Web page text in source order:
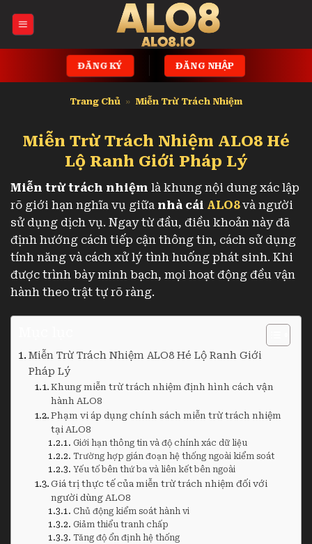
qua
ĐĂNG KÝ ĐĂNG NHẬP
Trang Chủ » Miễn Trừ Trách Nhiệm
Miễn Trừ Trách Nhiệm ALO8 Hé
Lộ Ranh Giới Pháp Lý
Miễn trừ trách nhiệm là khung nội dung xác lập
rõ giới hạn nghĩa vụ giữa nhà cái ALO8và người
sử dụng dịch vụ. Ngay từ đầu, điều khoản này đã
định hướng cách tiếp cận thông tin, cách sử dụng
tính năng và cách xử lý tình huống phát sinh. Khi
được trình bày minh bạch, mọi hoạt động đều vận
hành theo trật tự rõ ràng.
Miễn Trừ Trách Nhiệm ALO8 Hé Lộ Ranh Giới
Pháp Lý
Khung miễn trừ trách nhiệm định hình cách vận
hành ALO8
Phạm vi áp dụng chính sách miễn trừ trách nhiệm
tại ALO8
Giới hạn thông tin và độ chính xác dữ liệu
Trường hợp gián đoạn hệ thống ngoài kiểm soát
Yếu tố bên thứ ba và liên kết bên ngoài
Giá trị thực tế của miễn trừ trách nhiệm đối với
người dùng ALO8
Chủ động kiểm soát hành vi
Giảm thiểu tranh chấp
Tăng độ ổn định hệ thống